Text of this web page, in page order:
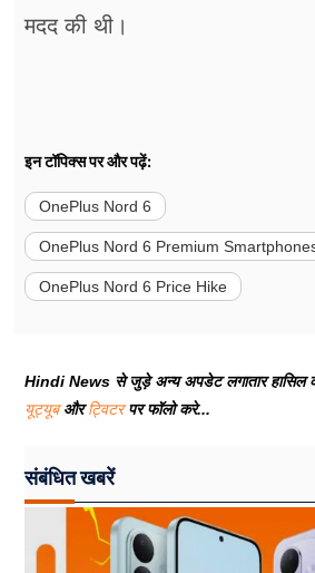
मदद की थी।
इन टॉपिक्स पर और पढ़ें:
OnePlus Nord 6
OnePlus Nord 6 Premium
OnePlus Nord 6 Price Hike
Hindi News से जुड़े अन्य अपडेट लगातार हासिल
यूट्यूबऔरट्विटरपर फॉलो करे...
संबंधित खबरें